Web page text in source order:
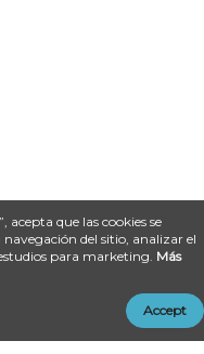
acepta que las cookies se
del sitio, analizar el
para marketing. Más
Accept